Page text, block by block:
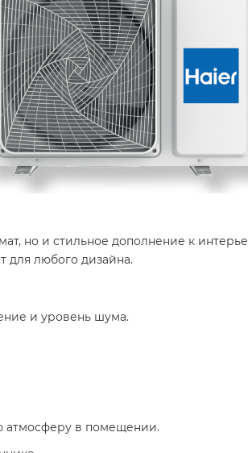
но и стильное дополнение к
любого дизайна.
и уровень шума.
атмосферу в помещении.